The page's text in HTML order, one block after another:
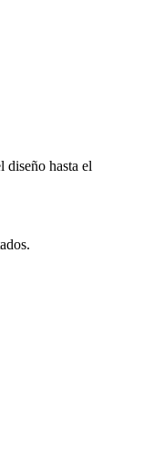
diseño hasta el